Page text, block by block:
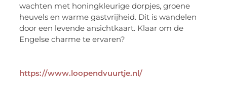
wachten met honingkleurige dorpjes, groene
heuvels en warme gastvrijheid. Dit is wandelen
door een levende ansichtkaart. Klaar om de
Engelse charme te ervaren?
https://www.loopendvuurtje.nl/